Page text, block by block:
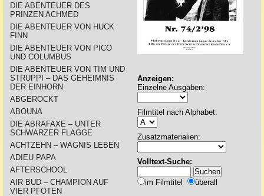
DIE ABENTEUER DES
PRINZEN ACHMED
DIE ABENTEUER VON HUCK
FINN
DIE ABENTEUER VON PICO
UND COLUMBUS
DIE ABENTEUER VON TIM UND
STRUPPI – DAS GEHEIMNIS
DER EINHORN
ABGEROCKT
ABOUNA
DIE ABRAFAXE – UNTER
SCHWARZER FLAGGE
ACHTZEHN – WAGNIS LEBEN
ADIEU PAPA
AFTERSCHOOL
AIR BUD – CHAMPION AUF
VIER PFOTEN
Anzeigen:
Einzelne Ausgaben:
Filmtitel nach Alphabet:
Zusatzmaterialien:
Volltext-Suche:
im Filmtitel überall